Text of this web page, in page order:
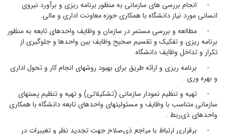
- انجام بررسی های سازمانی به منظور برنامه ریزی و برآورد نیروی
انسانی مورد نیاز دانشگاه با همکاری حوزه معاونت اداری و مالی.
- مطالعه و بررسی مستمر در سازمان و وظایف واحدهای تابعه به منظور
برنامه ریزی و تفکیک و تقسیم صحیح وظایف بین واحدها و جلوگیری از
تکرار و تداخل وظایف دانشگاه.
- برنامه ریزی و ارائه طریق برای بهبود روشهای انجام کار و تحول اداری
و بهره وری .
- تهیه و تنظیم نمودار سازمانی (تشکیلاتی) و تهیه و تنظیم پستهای
سازمانی متناسب با وظایف و مسئولیتهای واحدهای تابعه دانشگاه با همکاری
واحدهای ذی‌ربط .
- برقراری ارتباط با مراجع ذی‌صلاح جهت تجدید نظر و تغییرات در